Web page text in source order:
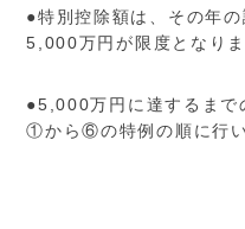
●特別控除額は、その年
5,000万円が限度となりま
●5,000万円に達するまで
①から⑥の特例の順に行い